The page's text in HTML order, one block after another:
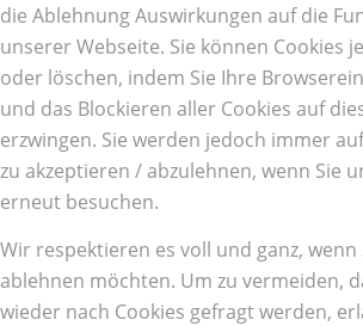
die Ablehnung Auswirkungen auf die
unserer Webseite. Sie können Cookies
oder löschen, indem Sie Ihre
und das Blockieren aller Cookies auf
erzwingen. Sie werden jedoch immer
zu akzeptieren / abzulehnen, wenn Sie
erneut besuchen.
Wir respektieren es voll und ganz, wenn
ablehnen möchten. Um zu vermeiden,
wieder nach Cookies gefragt werden,